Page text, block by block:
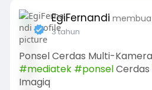
EgiFernandi
3 tahun
Ponsel Cerdas Multi-
#mediatek #ponselCerdas
Imagiq